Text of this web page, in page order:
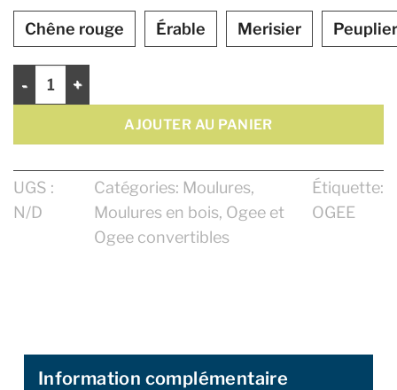
Chêne rouge Érable Merisier Peuplier
AJOUTER AU PANIER
UGS :
N/D
Catégories: Moulures,
Moulures en bois, Ogee et
Ogee convertibles
Étiquette:
OGEE
Information complémentaire